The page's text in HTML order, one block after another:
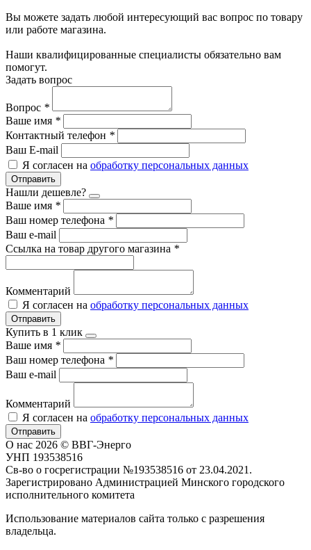
Вы можете задать любой интересующий вас вопрос по товару
или работе магазина.
Наши квалифицированные специалисты обязательно вам
помогут.
Задать вопрос
Вопрос *
Ваше имя *
Контактный телефон *
Ваш E-mail
Я согласен на обработку персональных данных
Отправить
Нашли дешевле?
Ваше имя *
Ваш номер телефона *
Ваш e-mail
Ссылка на товар другого магазина *
Комментарий
Я согласен на обработку персональных данных
Отправить
Купить в 1 клик
Ваше имя *
Ваш номер телефона *
Ваш e-mail
Комментарий
Я согласен на обработку персональных данных
Отправить
О нас 2026 © ВВГ-Энерго
УНП 193538516
Св-во о госрегистрации №193538516 от 23.04.2021.
Зарегистрировано Администрацией Минского городского
исполнительного комитета
Использование материалов сайта только с разрешения
владельца.